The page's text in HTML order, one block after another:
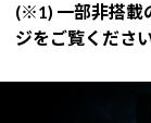
(※1) 一部非搭載
ジをご覧ください